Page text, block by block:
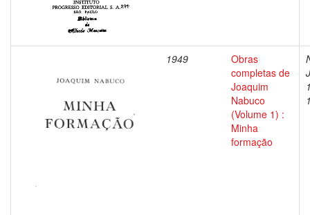
1949
Obras
completas de
Joaquim
Nabuco
(Volume 1) :
Minha
formação